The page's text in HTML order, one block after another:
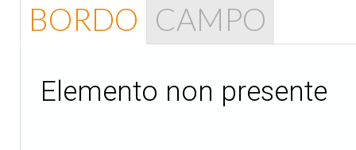
BORDO CAMPO
Elemento non presente